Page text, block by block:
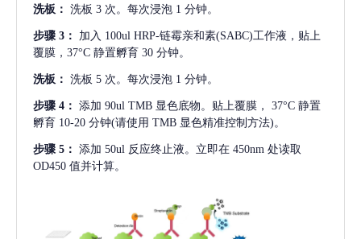
洗板： 洗板 3 次。每次浸泡 1 分钟。
步骤 3： 加入 100ul HRP-链霉亲和素(SABC)工作液，贴上
覆膜，37°C 静置孵育 30 分钟。
洗板： 洗板 5 次。每次浸泡 1 分钟。
步骤 4： 添加 90ul TMB 显色底物。贴上覆膜， 37°C 静置
孵育 10-20 分钟(请使用 TMB 显色精准控制方法)。
步骤 5： 添加 50ul 反应终止液。立即在 450nm 处读取
OD450 值并计算。